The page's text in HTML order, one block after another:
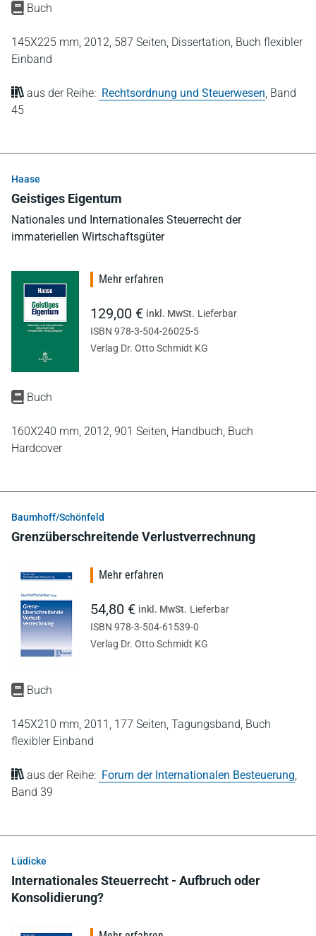
Buch
145X225 mm, 2012, 587 Seiten, Dissertation, Buch flexibler
Einband
aus der Reihe: Rechtsordnung und Steuerwesen Band
45
Haase
Geistiges Eigentum
Nationales und Internationales Steuerrecht der
immateriellen Wirtschaftsgüter
Buch
160X240 mm, 2012, 901 Seiten, Handbuch, Buch
Hardcover
Mehr erfahren
129,00 € inkl. MwSt. Lieferbar
ISBN 978-3-504-26025-5
Verlag Dr. Otto Schmidt KG
Baumhoff/Schönfeld
Grenzüberschreitende Verlustverrechnung
Buch
145X210 mm, 2011, 177 Seiten, Tagungsband, Buch
flexibler Einband
aus der Reihe: Forum der Internationalen Besteuerung
Band 39
Mehr erfahren
54,80 € inkl. MwSt. Lieferbar
ISBN 978-3-504-61539-0
Verlag Dr. Otto Schmidt KG
Lüdicke
Internationales Steuerrecht - Aufbruch oder
Konsolidierung?